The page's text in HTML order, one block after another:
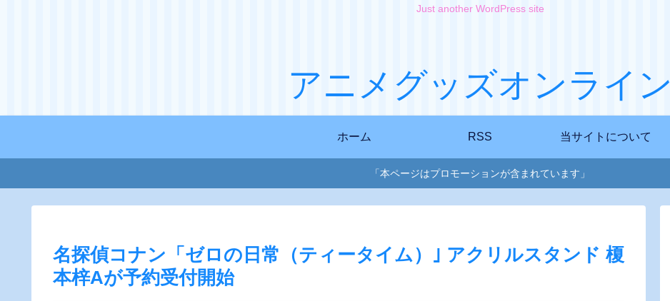
Just another WordPress site
アニメグッズオンライン
ホーム RSS 当サイトについて
「本ページはプロモーションが含まれています」
名探偵コナン「ゼロの日常（ティータイム）｣ アクリルスタンド 榎
本梓Aが予約受付開始